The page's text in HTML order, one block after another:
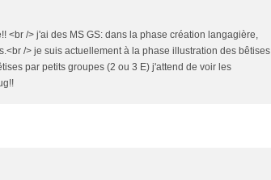
<br /> j'ai des MS GS: dans la phase création langagière,
/> je suis actuellement à la phase illustration des bêtises
par petits groupes (2 ou 3 E) j'attend de voir les